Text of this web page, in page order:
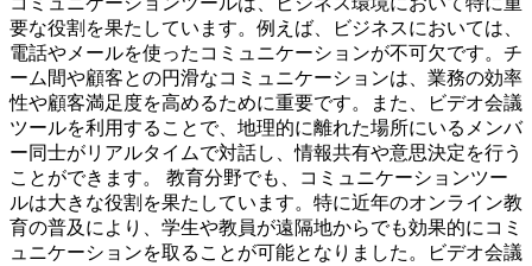
要な役割を果たしています。例えば、ビジネスにおいては、
電話やメールを使ったコミュニケーションが不可欠です。チ
ーム間や顧客との円滑なコミュニケーションは、業務の効率
性や顧客満足度を高めるために重要です。また、ビデオ会議
ツールを利用することで、地理的に離れた場所にいるメンバ
ー同士がリアルタイムで対話し、情報共有や意思決定を行う
ことができます。 教育分野でも、コミュニケーションツー
ルは大きな役割を果たしています。特に近年のオンライン教
育の普及により、学生や教員が遠隔地からでも効果的にコミ
ュニケーションを取ることが可能となりました。ビデオ会議